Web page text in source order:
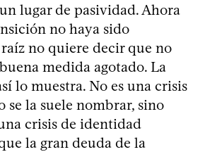
lugar de pasividad. Ahora
no haya sido
no quiere decir que no
medida agotado. La
lo muestra. No es una crisis
la suele nombrar, sino
crisis de identidad
la gran deuda de la